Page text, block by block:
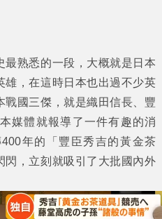
熟悉的一段，大概就是日本
雄，在這時日本也出過不少英
國三傑，就是織田信長、豐
媒體就報導了一件有趣的消
年的「 豐臣秀吉的黃金茶
閃，立刻就吸引了大批國內外